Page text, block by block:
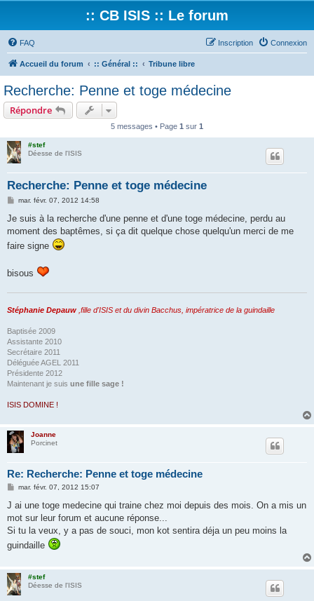
:: CB ISIS :: Le forum
FAQ Connexion
Inscription
Accueil du forum :: Général :: Tribune libre
Recherche: Penne et toge médecine
Répondre
5 messages • Page 1 sur 1
#stef
Déesse de l'ISIS
Recherche: Penne et toge médecine
M
s
a
g
e
mar. févr. 07, 2012 14:58
Je suis à la recherche d'une penne et d'une toge médecine, perdu au
moment des baptêmes, si ça dit quelque chose quelqu'un merci de me
faire signe
bisous
Stéphanie Depauw ,fille d'ISIS et du divin Bacchus, impératrice de la guindaille
Baptisée 2009
Assistante 2010
Secrétaire 2011
Déléguée AGEL 2011
Présidente 2012
Maintenant je suis une fille sage !
ISIS DOMINE !
Joanne
Porcinet
Re: Recherche: Penne et toge médecine
M
s
a
g
mar. févr. 07, 2012 15:07
J ai une toge medecine qui traine chez moi depuis des mois. On a mis un
mot sur leur forum et aucune réponse...
Si tu la veux, y a pas de souci, mon kot sentira déja un peu moins la
guindaille
#stef
Déesse de l'ISIS